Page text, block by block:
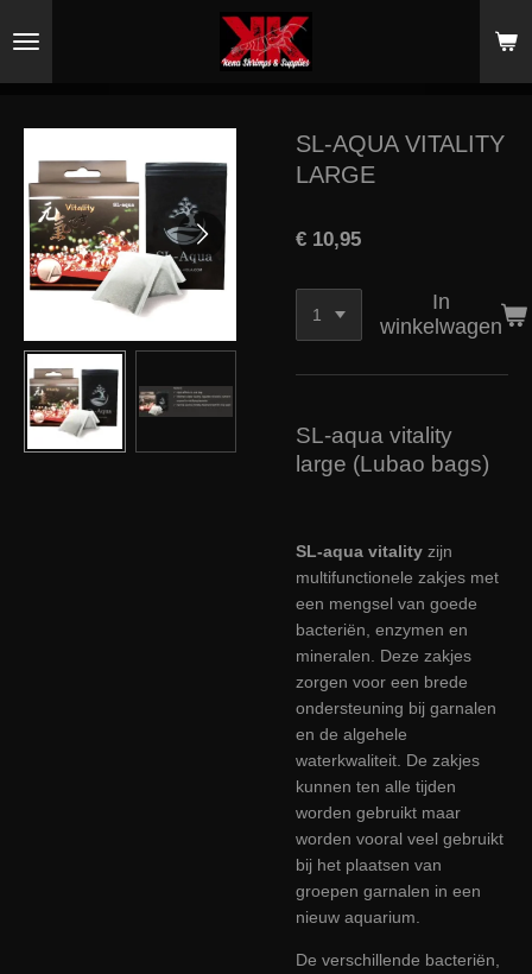
direct
hoofdinhoud
SL-AQUA VITALITY
LARGE
€ 10,95
In
winkelwagen
SL-aqua vitality
large (Lubao bags)
SL-aqua vitality zijn
multifunctionele zakjes met
een mengsel van goede
bacteriën, enzymen en
mineralen. Deze zakjes
zorgen voor een brede
ondersteuning bij garnalen
en de algehele
waterkwaliteit. De zakjes
kunnen ten alle tijden
worden gebruikt maar
worden vooral veel gebruikt
bij het plaatsen van
groepen garnalen in een
nieuw aquarium.
De verschillende bacteriën,